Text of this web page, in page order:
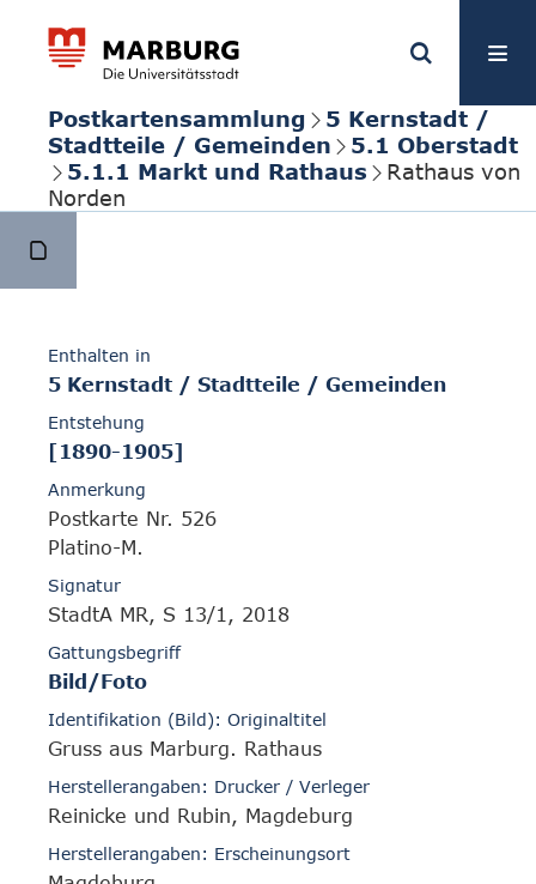
Postkartensammlung
5 Kernstadt /
Stadtteile / Gemeinden
5.1 Oberstadt
5.1.1 Markt und Rathaus
Rathaus von
Norden
Enthalten in
5 Kernstadt / Stadtteile / Gemeinden
Entstehung
[1890-1905]
Anmerkung
Postkarte Nr. 526
Platino-M.
Signatur
StadtA MR, S 13/1, 2018
Gattungsbegriff
Bild/Foto
Identifikation (Bild): Originaltitel
Gruss aus Marburg. Rathaus
Herstellerangaben: Drucker / Verleger
Reinicke und Rubin, Magdeburg
Herstellerangaben: Erscheinungsort